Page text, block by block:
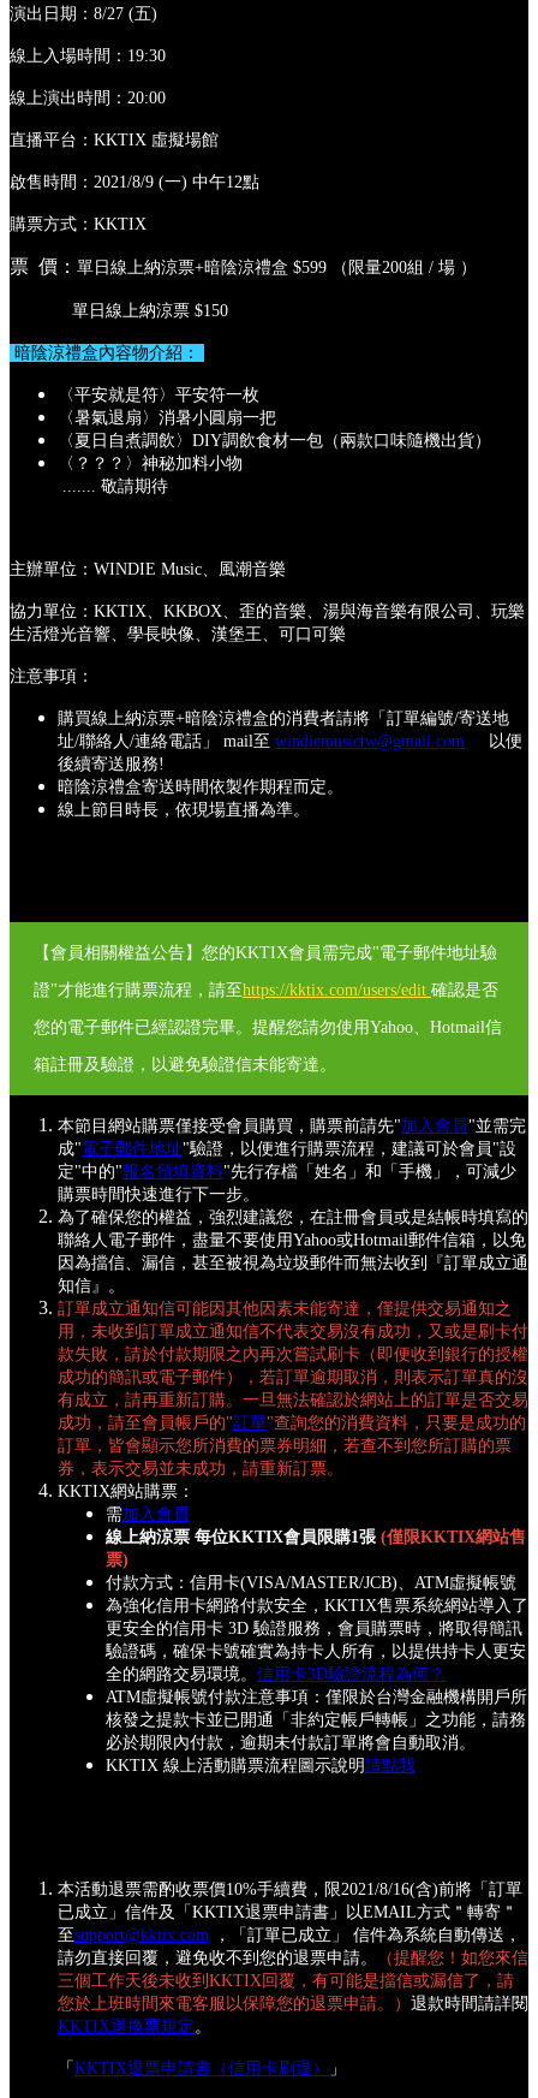
演出日期：8/27 (五)
線上入場時間：19:30
線上演出時間：20:00
直播平台：KKTIX 虛擬場館
啟售時間：2021/8/9 (一) 中午12點
購票方式：KKTIX
票 價： 單日線上納涼票+暗陰涼禮盒 $599 （限量200組 / 場 ）
單日線上納涼票 $150
暗陰涼禮盒內容物介紹：
〈平安就是符〉平安符一枚
〈暑氣退扇〉消暑小圓扇一把
〈夏日自煮調飲〉DIY調飲食材一包（兩款口味隨機出貨）
〈？？？〉神秘加料小物
....... 敬請期待
主辦單位：WINDIE Music、風潮音樂
協力單位：KKTIX、KKBOX、歪的音樂、湯與海音樂有限公司、玩樂
生活燈光音響、學長映像、漢堡王、可口可樂
注意事項：
購買線上納涼票+暗陰涼禮盒的消費者請將「訂單編號/寄送地
址/聯絡人/連絡電話」 mail至 windiemusictw@gmail.com 以便
後續寄送服務!
暗陰涼禮盒寄送時間依製作期程而定。
線上節目時長，依現場直播為準。
【會員相關權益公告】您的KKTIX會員需完成"電子郵件地址驗
證"才能進行購票流程，請至https://kktix.com/users/edit 確認是否
您的電子郵件已經認證完畢。提醒您請勿使用Yahoo、Hotmail信
箱註冊及驗證，以避免驗證信未能寄達。
本節目網站購票僅接受會員購買，購票前請先"加入會員 "並需完
成"電子郵件地址"驗證，以便進行購票流程，建議可於會員"設
定"中的"報名預填資料"先行存檔「姓名」和「手機」，可減少
購票時間快速進行下一步。
為了確保您的權益，強烈建議您，在註冊會員或是結帳時填寫的
聯絡人電子郵件，盡量不要使用Yahoo或Hotmail郵件信箱，以免
因為擋信、漏信，甚至被視為垃圾郵件而無法收到『訂單成立通
知信』。
訂單成立通知信可能因其他因素未能寄達，僅提供交易通知之
用，未收到訂單成立通知信不代表交易沒有成功，又或是刷卡付
款失敗，請於付款期限之內再次嘗試刷卡（即便收到銀行的授權
成功的簡訊或電子郵件），若訂單逾期取消，則表示訂單真的沒
有成立，請再重新訂購。一旦無法確認於網站上的訂單是否交易
成功，請至會員帳戶的"訂單"查詢您的消費資料，只要是成功的
訂單，皆會顯示您所消費的票券明細，若查不到您所訂購的票
券，表示交易並未成功，請重新訂票。
KKTIX網站購票：
需加入會員
線上納涼票 每位KKTIX會員限購1張 (僅限KKTIX網站售
票)
付款方式：信用卡(VISA/MASTER/JCB)、ATM虛擬帳號
為強化信用卡網路付款安全，KKTIX售票系統網站導入了
更安全的信用卡 3D 驗證服務，會員購票時，將取得簡訊
驗證碼，確保卡號確實為持卡人所有，以提供持卡人更安
全的網路交易環境。 信用卡3D驗證流程為何？
ATM虛擬帳號付款注意事項：僅限於台灣金融機構開戶所
核發之提款卡並已開通「非約定帳戶轉帳」之功能，請務
必於期限內付款，逾期未付款訂單將會自動取消。
KKTIX 線上活動購票流程圖示說明請點我
本活動退票需酌收票價10%手續費，限2021/8/16(含)前將「訂單
已成立」信件及「KKTIX退票申請書」以EMAIL方式＂轉寄＂
至support@kktix.com ，「訂單已成立」 信件為系統自動傳送，
請勿直接回覆，避免收不到您的退票申請。
（提醒您！如您來信
三個工作天後未收到KKTIX回覆，有可能是擋信或漏信了，請
您於上班時間來電客服以保障您的退票申請。） 退款時間請詳閱
KKTIX退換票規定 。
「 KKTIX退票申請書（信用卡刷退） 」